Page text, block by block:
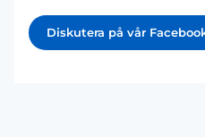
Diskutera på vår